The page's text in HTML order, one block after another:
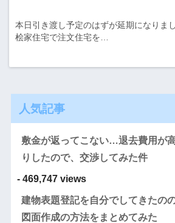
本日引き渡し予定のはずが延期になりま
桧家住宅で注文住宅を…
人気記事
敷金が返ってこない…退去費用が
りしたので、交渉してみた件
- 469,747 views
建物表題登記を自分でしてきたの
図面作成の方法をまとめてみた